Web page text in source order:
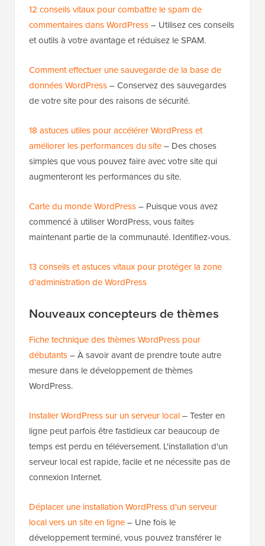
12 conseils vitaux pour combattre le spam de
commentaires dans WordPress– Utilisez ces conseils
et outils à votre avantage et réduisez le SPAM.
Comment effectuer une sauvegarde de la base de
données WordPress– Conservez des sauvegardes
de votre site pour des raisons de sécurité.
18 astuces utiles pour accélérer WordPress et
améliorer les performances du site– Des choses
simples que vous pouvez faire avec votre site qui
augmenteront les performances du site.
Carte du monde WordPress– Puisque vous avez
commencé à utiliser WordPress, vous faites
maintenant partie de la communauté. Identifiez-vous.
13 conseils et astuces vitaux pour protéger la zone
d'administration de WordPress
Nouveaux concepteurs de thèmes
Fiche technique des thèmes WordPress pour
débutants– À savoir avant de prendre toute autre
mesure dans le développement de thèmes
WordPress.
Installer WordPress sur un serveur local– Tester en
ligne peut parfois être fastidieux car beaucoup de
temps est perdu en téléversement. L'installation d'un
serveur local est rapide, facile et ne nécessite pas de
connexion Internet.
Déplacer une installation WordPress d'un serveur
local vers un site en ligne– Une fois le
développement terminé, vous pouvez transférer le